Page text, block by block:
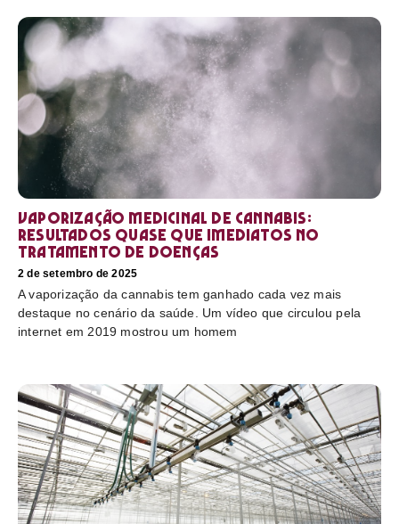
Vaporização medicinal de cannabis:
resultados quase que imediatos no
tratamento de doenças
2 de setembro de 2025
A vaporização da cannabis tem ganhado cada vez mais
destaque no cenário da saúde. Um vídeo que circulou pela
internet em 2019 mostrou um homem